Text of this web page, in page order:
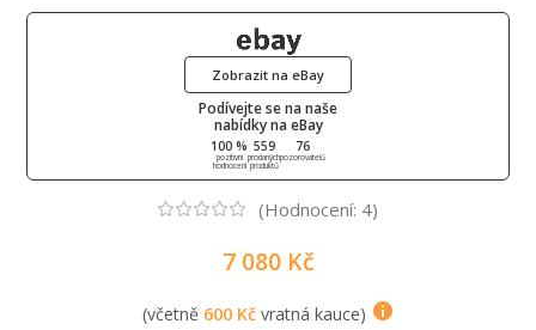
Podívejte se na naše
nabídky na eBay
100 %
pozitivní
hodnocení
559
prodaných
produktů
76
pozorovatelů
Zobrazit na eBay
(Hodnocení: 4)
7 080 Kč
(včetně 600 Kčvratná kauce)